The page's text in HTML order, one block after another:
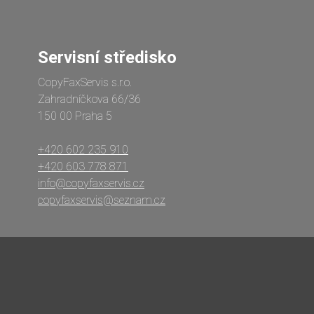
Servisní středisko
CopyFaxServis s.r.o.
Zahradníčkova 66/36
150 00 Praha 5
+420 602 235 910
+420 603 778 871
info@copyfaxservis.cz
copyfaxservis@seznam.cz